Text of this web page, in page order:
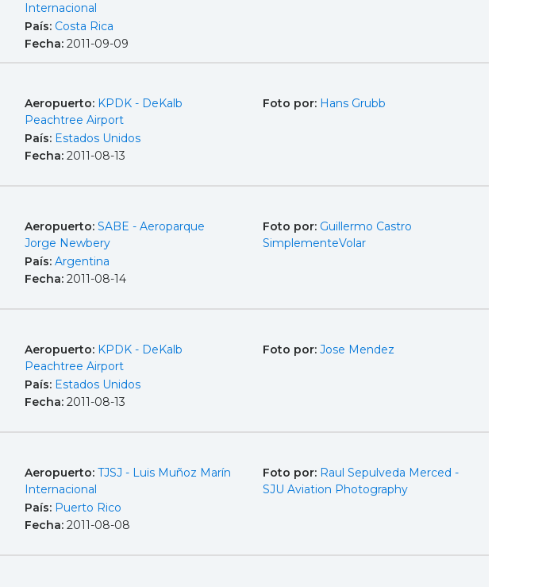
Internacional
País: Costa Rica
Fecha: 2011-09-09
Aeropuerto: KPDK - DeKalb
Peachtree Airport
País: Estados Unidos
Fecha: 2011-08-13
Foto por: Hans Grubb
Aeropuerto: SABE - Aeroparque
Jorge Newbery
País: Argentina
Fecha: 2011-08-14
Foto por: Guillermo Castro
SimplementeVolar
Aeropuerto: KPDK - DeKalb
Peachtree Airport
País: Estados Unidos
Fecha: 2011-08-13
Foto por: Jose Mendez
Aeropuerto: TJSJ - Luis Muñoz Marín
Internacional
País: Puerto Rico
Fecha: 2011-08-08
Foto por: Raul Sepulveda Merced -
SJU Aviation Photography